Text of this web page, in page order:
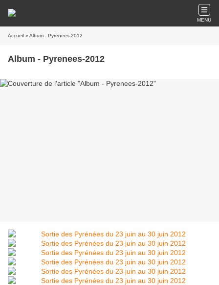
MENU
Accueil » Album - Pyrenees-2012
Album - Pyrenees-2012